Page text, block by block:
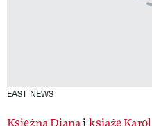
EAST NEWS
Księżna Dianaiksiążę Karol